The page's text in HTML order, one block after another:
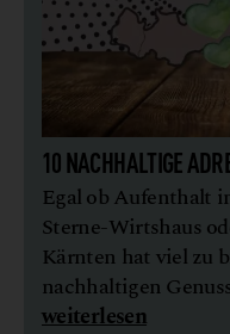
10 NACHHALTIGE
Egal ob Aufenthalt
Sterne-Wirtshaus
Kärnten hat viel zu
nachhaltigen
weiterlesen